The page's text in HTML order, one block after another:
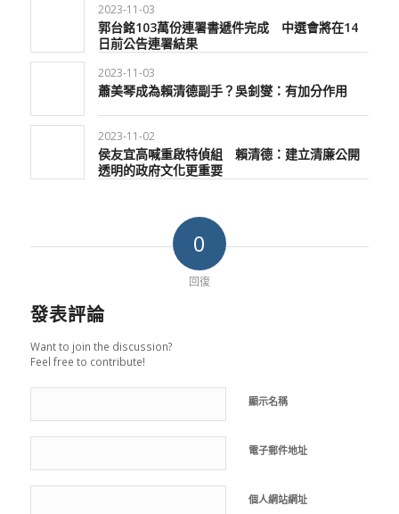
2023-11-03
郭台銘103萬份連署書遞件完成 中選會將在14
日前公告連署結果
2023-11-03
蕭美琴成為賴清德副手？吳釗燮：有加分作用
2023-11-02
侯友宜高喊重啟特偵組 賴清德：建立清廉公開
透明的政府文化更重要
0
回復
發表評論
Want to join the discussion?
Feel free to contribute!
顯示名稱
電子郵件地址
個人網站網址